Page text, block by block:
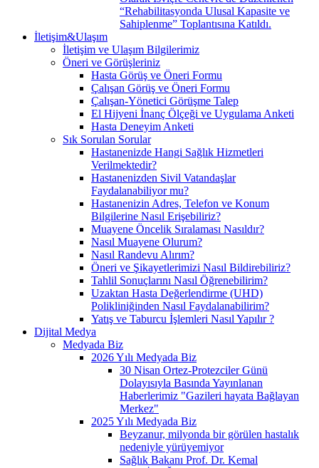
“Rehabilitasyonda Ulusal Kapasite ve
Sahiplenme” Toplantısına Katıldı.
İletişim&Ulaşım
İletişim ve Ulaşım Bilgilerimiz
Öneri ve Görüşleriniz
Hasta Görüş ve Öneri Formu
Çalışan Görüş ve Öneri Formu
Çalışan-Yönetici Görüşme Talep
El Hijyeni İnanç Ölçeği ve Uygulama Anketi
Hasta Deneyim Anketi
Sık Sorulan Sorular
Hastanenizde Hangi Sağlık Hizmetleri
Verilmektedir?
Hastanenizden Sivil Vatandaşlar
Faydalanabiliyor mu?
Hastanenizin Adres, Telefon ve Konum
Bilgilerine Nasıl Erişebiliriz?
Muayene Öncelik Sıralaması Nasıldır?
Nasıl Muayene Olurum?
Nasıl Randevu Alırım?
Öneri ve Şikayetlerimizi Nasıl Bildirebiliriz?
Tahlil Sonuçlarını Nasıl Öğrenebilirim?
Uzaktan Hasta Değerlendirme (UHD)
Polikliniğinden Nasıl Faydalanabilirim?
Yatış ve Taburcu İşlemleri Nasıl Yapılır ?
Dijital Medya
Medyada Biz
2026 Yılı Medyada Biz
30 Nisan Ortez-Protezciler Günü
Dolayısıyla Basında Yayınlanan
Haberlerimiz "Gazileri hayata Bağlayan
Merkez"
2025 Yılı Medyada Biz
Beyzanur, milyonda bir görülen hastalık
nedeniyle yürüyemiyor
Sağlık Bakanı Prof. Dr. Kemal